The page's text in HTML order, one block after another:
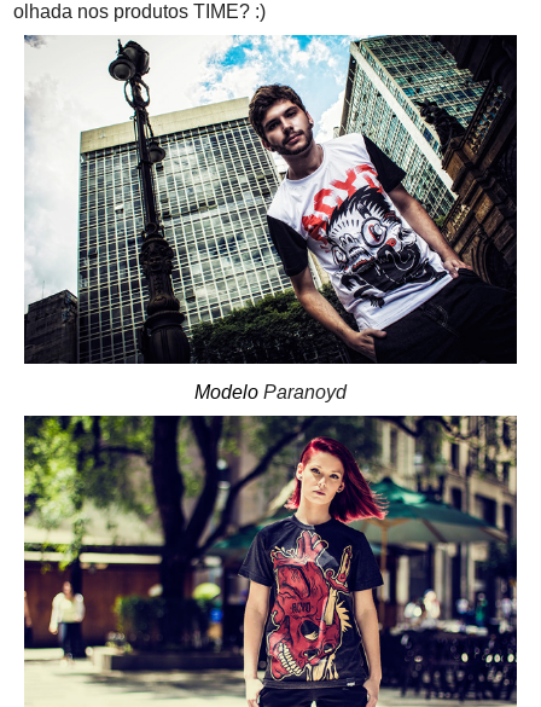
olhada nos produtos TIME? :)
Modelo Paranoyd